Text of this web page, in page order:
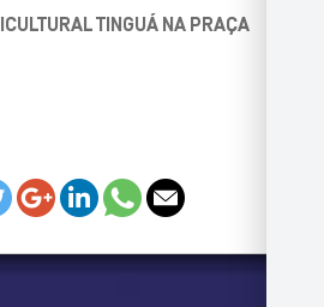
TINGUÁ NA PRAÇA